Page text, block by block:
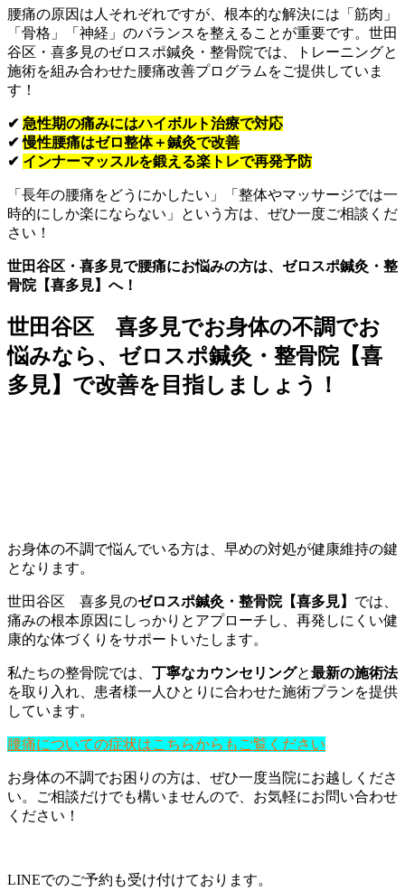
腰痛の原因は人それぞれですが、根本的な解決には「筋肉」
「骨格」「神経」のバランスを整えることが重要です。世田
谷区・喜多見のゼロスポ鍼灸・整骨院では、トレーニングと
施術を組み合わせた腰痛改善プログラムをご提供していま
す！
✔ 急性期の痛みにはハイボルト治療で対応
✔慢性腰痛はゼロ整体＋鍼灸で改善
✔ インナーマッスルを鍛える楽トレで再発予防
「長年の腰痛をどうにかしたい」「整体やマッサージでは一
時的にしか楽にならない」という方は、ぜひ一度ご相談くだ
さい！
世田谷区・喜多見で腰痛にお悩みの方は、ゼロスポ鍼灸・整
骨院【喜多見】へ！
世田谷区 喜多見でお身体の不調でお
悩みなら、ゼロスポ鍼灸・整骨院【喜
多見】で改善を目指しましょう！
お身体の不調で悩んでいる方は、早めの対処が健康維持の鍵
となります。
世田谷区 喜多見のゼロスポ鍼灸・整骨院【喜多見】 では、
痛みの根本原因にしっかりとアプローチし、再発しにくい健
康的な体づくりをサポートいたします。
私たちの整骨院では、 丁寧なカウンセリングと最新の施術法
を取り入れ、患者様一人ひとりに合わせた施術プランを提供
しています。
腰痛についての症状はこちらからもご覧ください
お身体の不調でお困りの方は、ぜひ一度当院にお越しくださ
い。ご相談だけでも構いませんので、お気軽にお問い合わせ
ください！
LINEでのご予約も受け付けております。